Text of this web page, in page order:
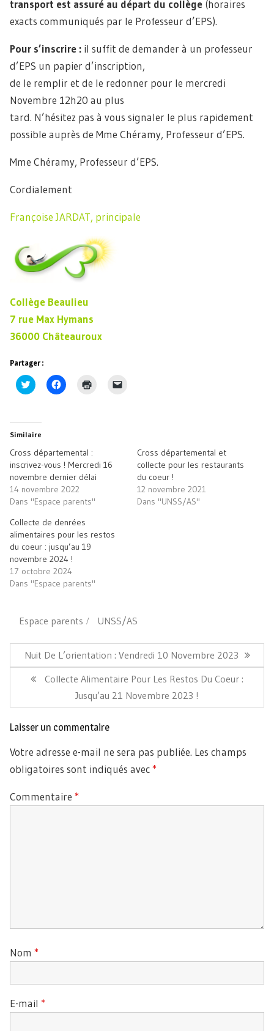
transport est assuré au départ du collège (horaires
exacts communiqués par le Professeur d’EPS).
Pour s’inscrire : il suffit de demander à un professeur
d’EPS un papier d’inscription,
de le remplir et de le redonner pour le mercredi
Novembre 12h20 au plus
tard. N’hésitez pas à vous signaler le plus rapidement
possible auprès de Mme Chéramy, Professeur d’EPS.
Mme Chéramy, Professeur d’EPS.
Cordialement
Françoise JARDAT, principale
Collège Beaulieu
7 rue Max Hymans
36000 Châteauroux
Partager :
Cliquez
pour
dans
une
nouvelle
Cliquez
pour
Cliquer
ami(ouvre
dans
nouvelle
fenêtre)
Similaire
Cross départemental :
inscrivez-vous ! Mercredi 16
novembre dernier délai
14 novembre 2022
Dans "Espace parents"
Cross départemental et
collecte pour les restaurants
du coeur !
12 novembre 2021
Dans "UNSS/AS"
Collecte de denrées
alimentaires pour les restos
du coeur : jusqu’au 19
novembre 2024 !
17 octobre 2024
Dans "Espace parents"
Espace parents UNSS/AS
Navigation
l’article
Article
Précédent:
Nuit De L’orientation : Vendredi 10 Novembre 2023
Article
Suivant:
Collecte Alimentaire Pour Les Restos Du Coeur :
Jusqu’au 21 Novembre 2023 !
Laisser un commentaire
Votre adresse e-mail ne sera pas publiée. Les champs
obligatoires sont indiqués avec*
Commentaire *
Nom *
E-mail *